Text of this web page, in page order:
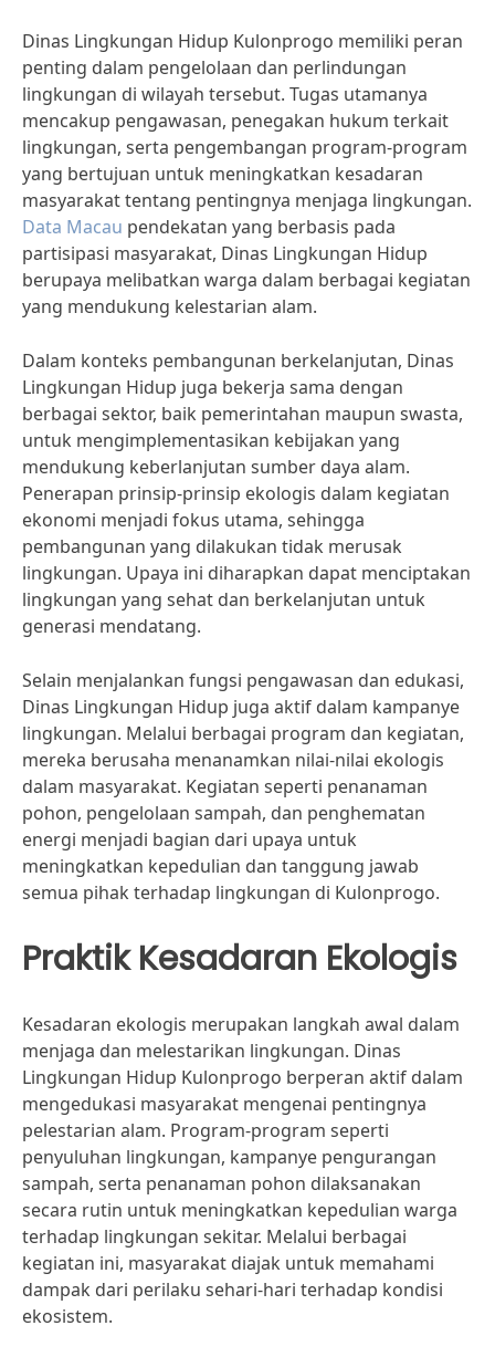
Dinas Lingkungan Hidup Kulonprogo memiliki peran
penting dalam pengelolaan dan perlindungan
lingkungan di wilayah tersebut. Tugas utamanya
mencakup pengawasan, penegakan hukum terkait
lingkungan, serta pengembangan program-program
yang bertujuan untuk meningkatkan kesadaran
masyarakat tentang pentingnya menjaga lingkungan.
Data Macau pendekatan yang berbasis pada
partisipasi masyarakat, Dinas Lingkungan Hidup
berupaya melibatkan warga dalam berbagai kegiatan
yang mendukung kelestarian alam.
Dalam konteks pembangunan berkelanjutan, Dinas
Lingkungan Hidup juga bekerja sama dengan
berbagai sektor, baik pemerintahan maupun swasta,
untuk mengimplementasikan kebijakan yang
mendukung keberlanjutan sumber daya alam.
Penerapan prinsip-prinsip ekologis dalam kegiatan
ekonomi menjadi fokus utama, sehingga
pembangunan yang dilakukan tidak merusak
lingkungan. Upaya ini diharapkan dapat menciptakan
lingkungan yang sehat dan berkelanjutan untuk
generasi mendatang.
Selain menjalankan fungsi pengawasan dan edukasi,
Dinas Lingkungan Hidup juga aktif dalam kampanye
lingkungan. Melalui berbagai program dan kegiatan,
mereka berusaha menanamkan nilai-nilai ekologis
dalam masyarakat. Kegiatan seperti penanaman
pohon, pengelolaan sampah, dan penghematan
energi menjadi bagian dari upaya untuk
meningkatkan kepedulian dan tanggung jawab
semua pihak terhadap lingkungan di Kulonprogo.
Praktik Kesadaran Ekologis
Kesadaran ekologis merupakan langkah awal dalam
menjaga dan melestarikan lingkungan. Dinas
Lingkungan Hidup Kulonprogo berperan aktif dalam
mengedukasi masyarakat mengenai pentingnya
pelestarian alam. Program-program seperti
penyuluhan lingkungan, kampanye pengurangan
sampah, serta penanaman pohon dilaksanakan
secara rutin untuk meningkatkan kepedulian warga
terhadap lingkungan sekitar. Melalui berbagai
kegiatan ini, masyarakat diajak untuk memahami
dampak dari perilaku sehari-hari terhadap kondisi
ekosistem.